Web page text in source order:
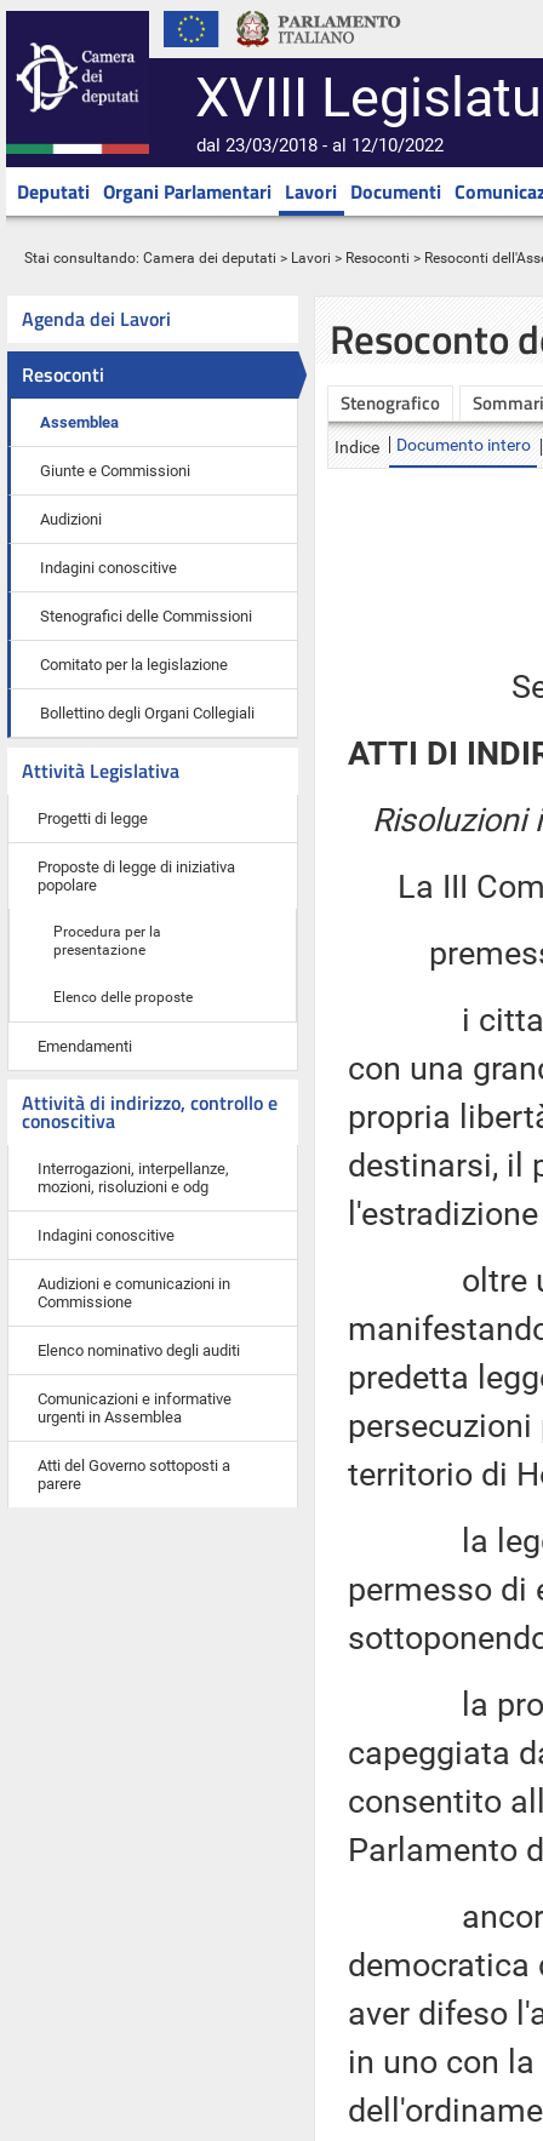
XVIII
dal 23/03/2018 - al 12/10/2022
Deputati Organi Parlamentari Lavori Documenti
Stai consultando: Camera dei deputati > Lavori > Resoconti > Resoconti
Agenda dei Lavori
Resoconti
Assemblea
Giunte e Commissioni
Audizioni
Indagini conoscitive
Stenografici delle Commissioni
Comitato per la legislazione
Bollettino degli Organi Collegiali
Attività Legislativa
Progetti di legge
Proposte di legge di iniziativa
popolare
Procedura per la
presentazione
Elenco delle proposte
Emendamenti
Attività di indirizzo, controllo e
conoscitiva
Interrogazioni, interpellanze,
mozioni, risoluzioni e odg
Indagini conoscitive
Audizioni e comunicazioni in
Commissione
Elenco nominativo degli auditi
Comunicazioni e informative
urgenti in Assemblea
Atti del Governo sottoposti a
parere
Resoconto
Stenografico
Indice Documento intero
ATTI DI
Risoluzioni
La III
i cittadini
con una
propria
destinarsi, il
oltre un
predetta
territorio di
la legge,
permesso di
la
capeggiata
consentito
Parlamento
ancora
democratica
aver difeso
in uno con